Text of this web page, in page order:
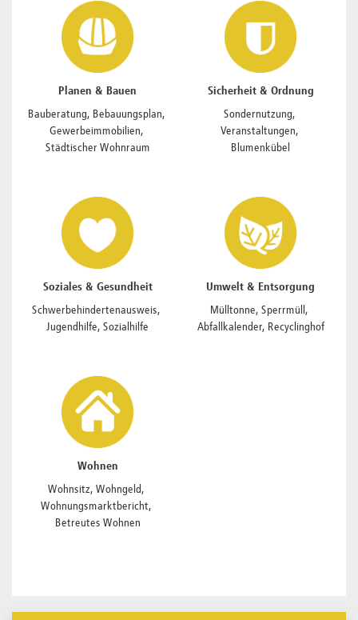
Planen & Bauen
Bauberatung, Bebauungsplan,
Gewerbeimmobilien,
Städtischer Wohnraum
Sicherheit & Ordnung
Sondernutzung,
Veranstaltungen,
Blumenkübel
Soziales & Gesundheit
Schwerbehindertenausweis,
Jugendhilfe, Sozialhilfe
Umwelt & Entsorgung
Mülltonne, Sperrmüll,
Abfallkalender, Recyclinghof
Wohnen
Wohnsitz, Wohngeld,
Wohnungsmarktbericht,
Betreutes Wohnen